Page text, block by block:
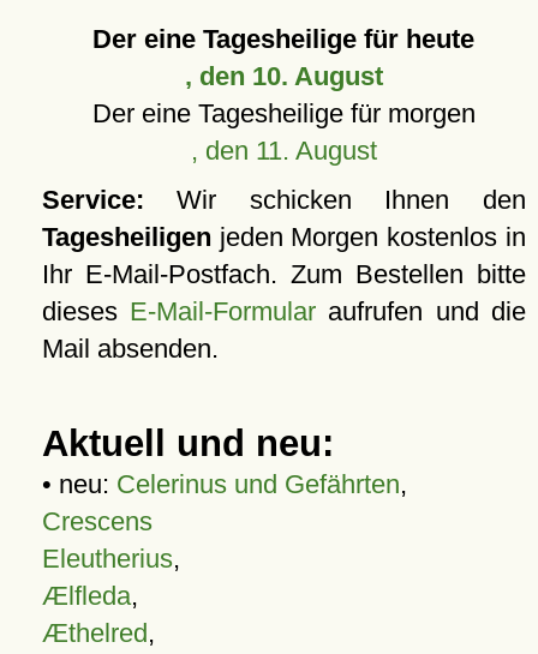
Der eine Tagesheilige für heute
, den 10. August
Der eine Tagesheilige für morgen
, den 11. August
Service: Wir schicken Ihnen den
Tagesheiligen jeden Morgen kostenlos in
Ihr E-Mail-Postfach. Zum Bestellen bitte
dieses E-Mail-Formular aufrufen und die
Mail absenden.
Aktuell und neu:
• neu: Celerinus und Gefährten,
Crescens
Eleutherius,
Ælfleda,
Æthelred,